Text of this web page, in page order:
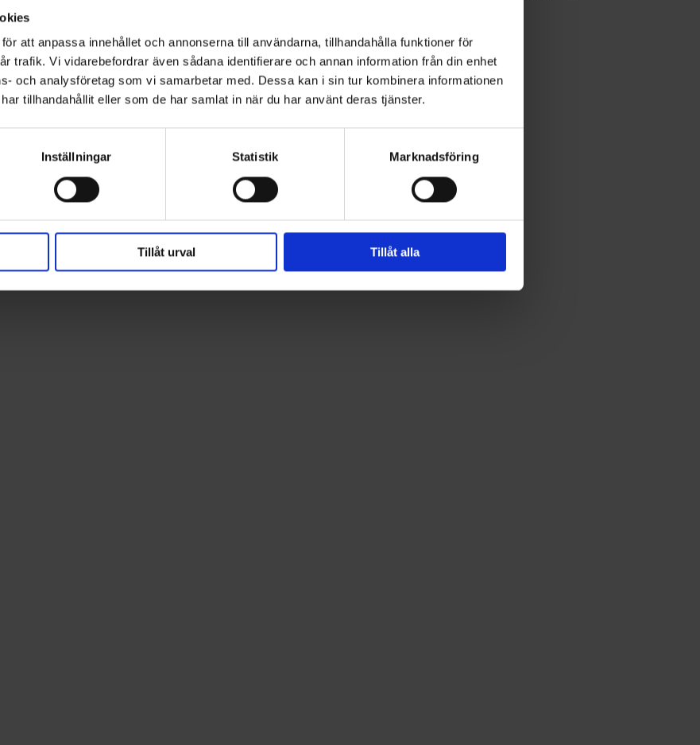
att anpassa innehållet och annonserna till användarna, tillhandahålla funktioner för
trafik. Vi vidarebefordrar även sådana identifierare och annan information från din enhet
och analysföretag som vi samarbetar med. Dessa kan i sin tur kombinera informationen
tillhandahållit eller som de har samlat in när du har använt deras tjänster.
Inställningar Statistik Marknadsföring
Tillåt urval Tillåt alla
behövs, såsom våt slipning och lackbehandling